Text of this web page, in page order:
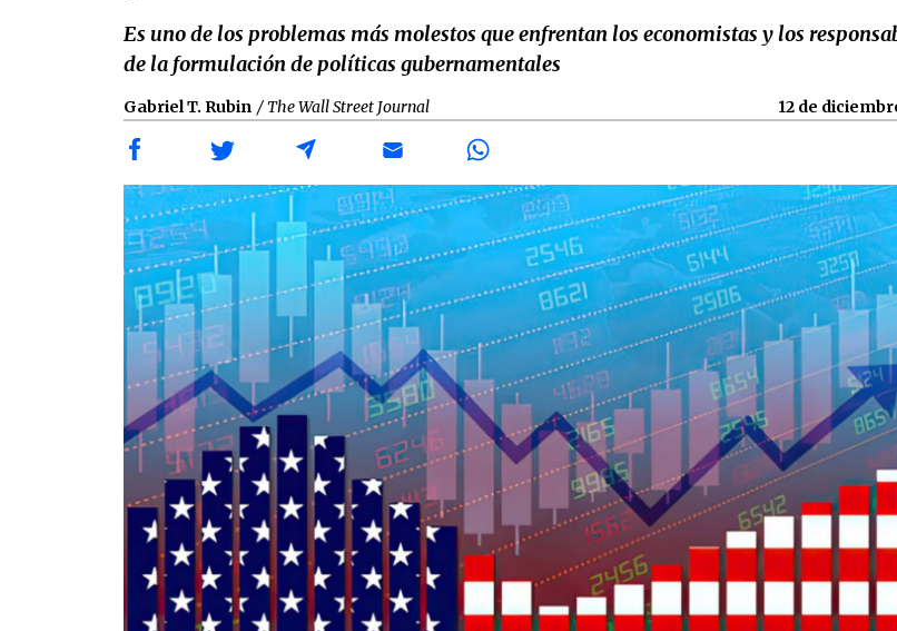
Es uno de los problemas más molestos que enfrentan los economistas y los
de la formulación de políticas gubernamentales
Gabriel T. Rubin / The Wall Street Journal 12 de